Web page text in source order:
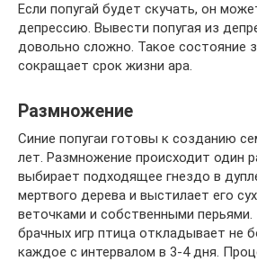
Если попугай будет скучать, он
депрессию. Вывести попугая из
довольно сложно. Такое состояние
сокращает срок жизни ара.
Размножение
Синие попугаи готовы к созданию
лет. Размножение происходит один
выбирает подходящее гнездо в
мертвого дерева и выстилает его
веточками и собственными перьями.
брачных игр птица откладывает не
каждое с интервалом в 3-4 дня.